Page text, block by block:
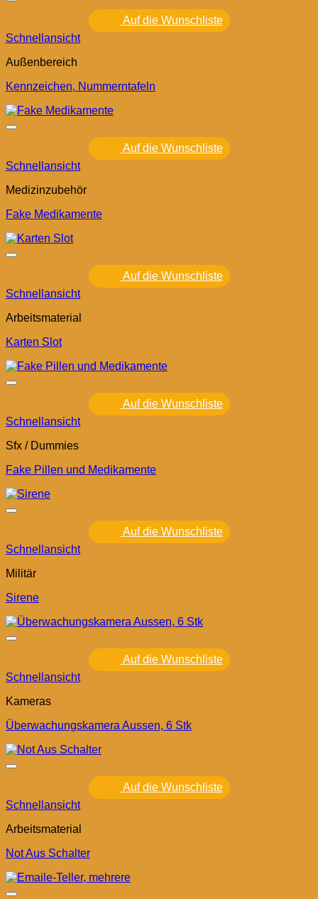
Auf die Wunschliste
Schnellansicht
Außenbereich
Kennzeichen, Nummerntafeln
Auf die Wunschliste
Schnellansicht
Medizinzubehör
Fake Medikamente
Auf die Wunschliste
Schnellansicht
Arbeitsmaterial
Karten Slot
Auf die Wunschliste
Schnellansicht
Sfx / Dummies
Fake Pillen und Medikamente
Auf die Wunschliste
Schnellansicht
Militär
Sirene
Auf die Wunschliste
Schnellansicht
Kameras
Überwachungskamera Aussen, 6 Stk
Auf die Wunschliste
Schnellansicht
Arbeitsmaterial
Not Aus Schalter